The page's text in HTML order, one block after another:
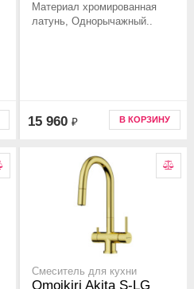
Материал хромированная
латунь, Однорычажный..
15 960 ₽ В КОРЗИНУ
Смеситель для кухни
Omoikiri Akita S-LG